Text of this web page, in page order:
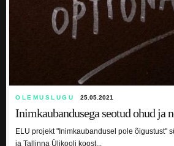
OLEMUSLUGU 25.05.2021
Inimkaubandusega seotud ohud ja
ELU projekt "Inimkaubandusel pole õigustust"
ja Tallinna Ülikooli koost...